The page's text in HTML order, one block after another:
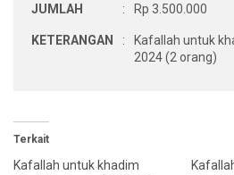
JUMLAH : Rp 3.500.000
KETERANGAN :
Kafallah untuk
2024 (2 orang)
Terkait
Kafallah untuk khadim